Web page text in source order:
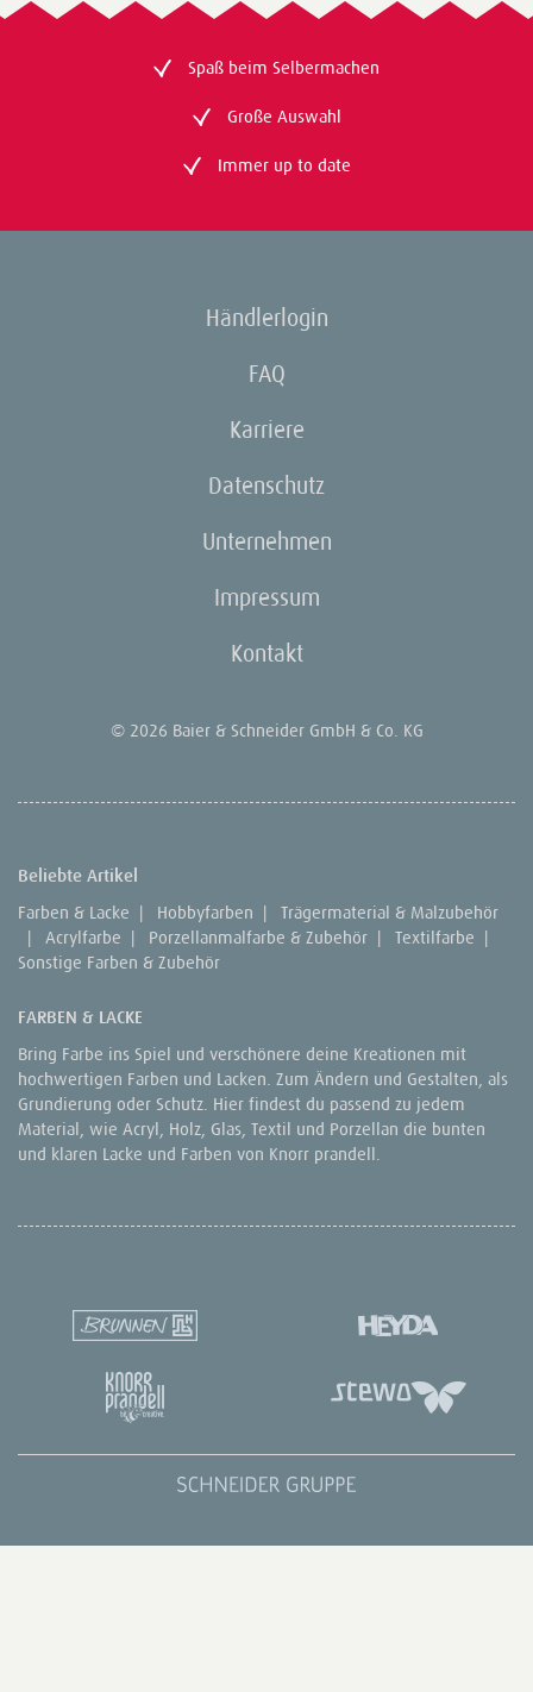
Spaß beim Selbermachen
Große Auswahl
Immer up to date
Händlerlogin
FAQ
Karriere
Datenschutz
Unternehmen
Impressum
Kontakt
© 2026 Baier & Schneider GmbH & Co. KG
Beliebte Artikel
Farben & Lacke | Hobbyfarben |
Trägermaterial & Malzubehör
|
Acrylfarbe | Porzellanmalfarbe & Zubehör | Textilfarbe |
Sonstige Farben & Zubehör
FARBEN & LACKE
Bring Farbe ins Spiel und verschönere deine Kreationen mit
hochwertigen Farben und Lacken. Zum Ändern und Gestalten, als
Grundierung oder Schutz. Hier findest du passend zu jedem
Material, wie Acryl, Holz, Glas, Textil und Porzellan die bunten
und klaren Lacke und Farben von Knorr prandell.